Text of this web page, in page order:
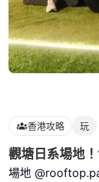
香港攻略 玩
觀塘日系場地
場地